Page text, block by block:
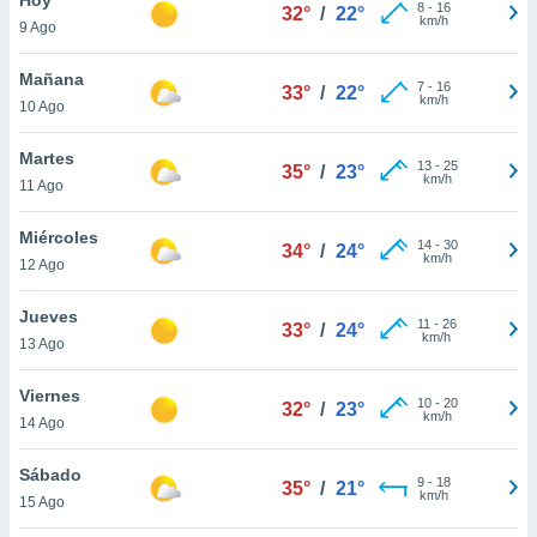
y
en
más
de
9 Ago
32° / 22° 8- 16
km/h
Mañana
10 Ago
33° / 22° 7- 16
km/h
Martes
11 Ago
35° / 23° 13- 25
km/h
Miércoles
12 Ago
34° / 24° 14- 30
km/h
Jueves
13 Ago
33° / 24° 11 - 26
km/h
Viernes
14 Ago
32° / 23° 10- 20
km/h
Sábado
15 Ago
35° / 21° 9- 18
km/h